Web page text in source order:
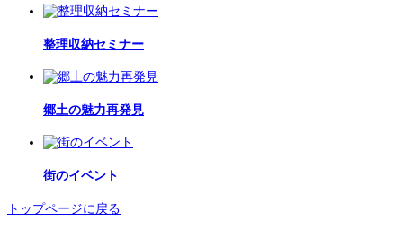
整理収納セミナー
郷土の魅力再発見
街のイベント
トップページに戻る